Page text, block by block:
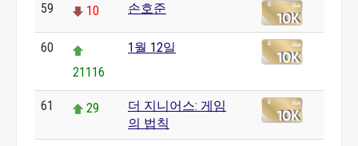
59 10 손호준
60
21116
1월 12일
61 29
더 지니어스: 게임
의 법칙